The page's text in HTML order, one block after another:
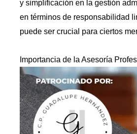
y simplificación en la gestión
en términos de responsabilidad
puede ser crucial para ciertos
Importancia de la Asesoría